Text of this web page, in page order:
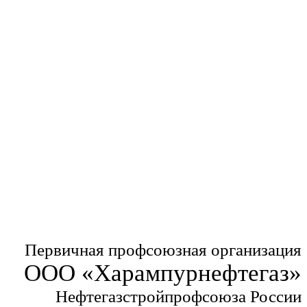
Первичная профсоюзная организация
ООО «Харампурнефтегаз»
Нефтегазстройпрофсоюза России